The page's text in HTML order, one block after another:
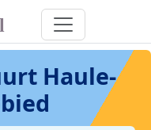
Haule-